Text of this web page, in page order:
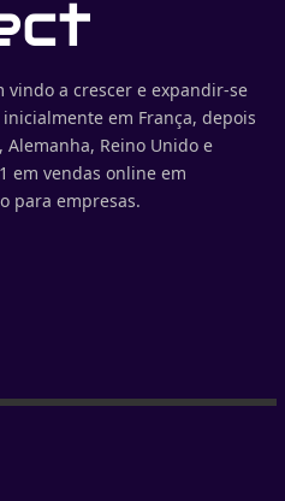
vindo a crescer e expandir-se
em França, depois
Reino Unido e
em vendas online em
para empresas.